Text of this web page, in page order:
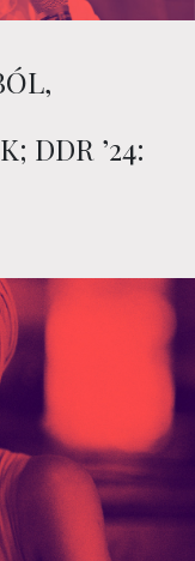
DDR ’24: